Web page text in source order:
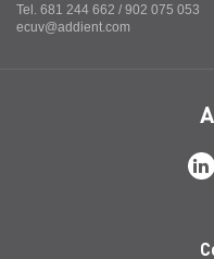
Tel. 681 244 662 / 902 075 053
ecuv@addient.com